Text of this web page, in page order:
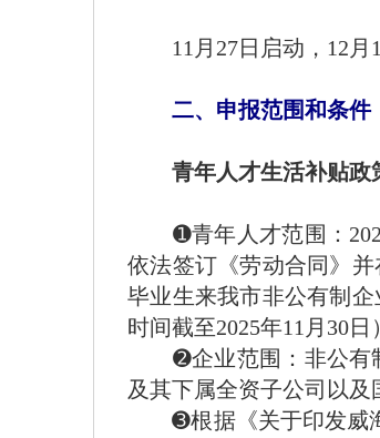
11月27日启动，12月
二、申报范围和条件
青年人才生活补贴政
➊青年人才范围：2023
依法签订《劳动合同》
毕业生来我市非公有制
时间截至2025年11月30日）
➋企业范围：非公有制
及其下属全资子公司以及
➌根据《关于印发威海